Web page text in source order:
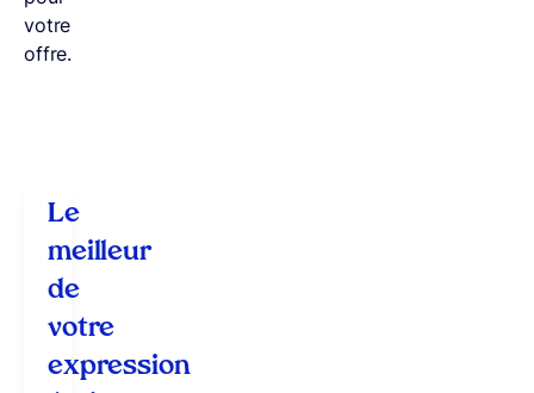
votre
offre.
Le
meilleur
de
votre
expression